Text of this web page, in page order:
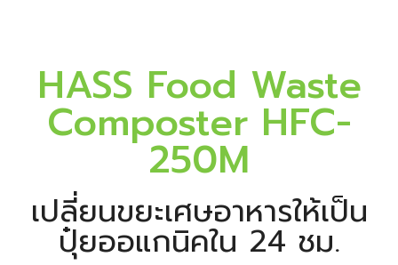
HASS Food Waste
Composter HFC-
250M
เปลี่ยนขยะเศษอาหารให้เป็น
ปุ๋ยออแกนิคใน 24 ชม.